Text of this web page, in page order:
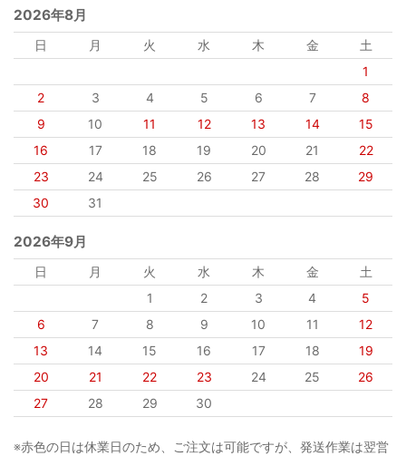
2026年8月
日 月 火 水 木 金
土
1
2
3 4 5 6 7
8
9
10 11 12 13 14
15
16
17 18 19 20 21
22
23
24 25 26 27 28
29
30
31
2026年9月
日 月 火 水 木 金
土
1
2 3 4
5
6
7 8 9 10 11
12
13
14 15 16 17 18
19
20
21 22 23 24 25
26
27
28 29 30
※赤色の日は休業日のため、ご注文は可能ですが、発送作業は翌営